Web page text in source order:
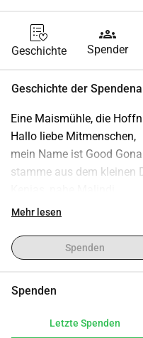
Geschichte
groups
Spender
Geschichte der
Eine Maismühle, die
Hallo liebe Mitmenschen,
mein Name ist Good
stamme aus dem kleinen
Vor zwei Jahren bin ich
aufzubauen. Heute lebe
in einem Altenheim als
Ich wünsche mir eine
meine Freunde und
Mehr lesen
Spenden
Spenden
Letzte Spenden